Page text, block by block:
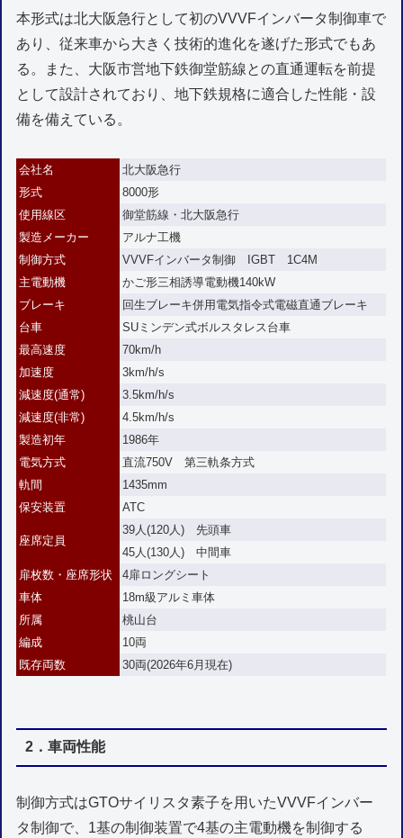
本形式は北大阪急行として初のVVVFインバータ制御車で
あり、従来車から大きく技術的進化を遂げた形式でもあ
る。また、大阪市営地下鉄御堂筋線との直通運転を前提
として設計されており、地下鉄規格に適合した性能・設
備を備えている。
会社名
北大阪急行
形式
8000形
使用線区
御堂筋線・北大阪急行
製造メーカー
アルナ工機
制御方式
VVVFインバータ制御 IGBT 1C4M
主電動機
かご形三相誘導電動機140kW
ブレーキ
回生ブレーキ併用電気指令式電磁直通ブレーキ
台車
SUミンデン式ボルスタレス台車
最高速度
70km/h
加速度
3km/h/s
減速度(通常)
3.5km/h/s
減速度(非常)
4.5km/h/s
製造初年
1986年
電気方式
直流750V 第三軌条方式
軌間
1435mm
保安装置
ATC
座席定員
39人(120人) 先頭車
45人(130人) 中間車
扉枚数・座席形状
4扉ロングシート
車体
18m級アルミ車体
所属
桃山台
編成
10両
既存両数
30両(2026年6月現在)
2．車両性能
制御方式はGTOサイリスタ素子を用いたVVVFインバー
タ制御で、1基の制御装置で4基の主電動機を制御する